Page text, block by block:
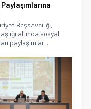
Başsavcılığı,
altında sosyal
paylaşımlar...